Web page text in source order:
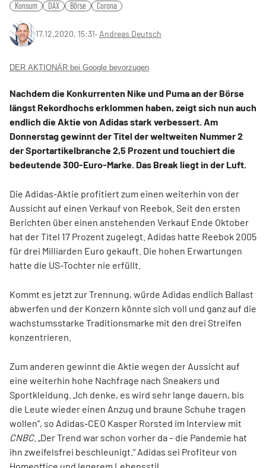
Konsum DAX Börse Corona
17.12.2020, 15:31‧ Andreas Deutsch
DER AKTIONÄR bei Google bevorzugen
Nachdem die Konkurrenten Nike und Puma an der Börse
längst Rekordhochs erklommen haben, zeigt sich nun auch
endlich die Aktie von Adidas stark verbessert. Am
Donnerstag gewinnt der Titel der weltweiten Nummer 2
der Sportartikelbranche 2,5 Prozent und touchiert die
bedeutende 300-Euro-Marke. Das Break liegt in der Luft.
Die Adidas-Aktie profitiert zum einen weiterhin von der
Aussicht auf einen Verkauf von Reebok. Seit den ersten
Berichten über einen anstehenden Verkauf Ende Oktober
hat der Titel 17 Prozent zugelegt. Adidas hatte Reebok 2005
für drei Milliarden Euro gekauft. Die hohen Erwartungen
hatte die US-Tochter nie erfüllt.
Kommt es jetzt zur Trennung, würde Adidas endlich Ballast
abwerfen und der Konzern könnte sich voll und ganz auf die
wachstumsstarke Traditionsmarke mit den drei Streifen
konzentrieren.
Zum anderen gewinnt die Aktie wegen der Aussicht auf
eine weiterhin hohe Nachfrage nach Sneakers und
Sportkleidung. „Ich denke, es wird sehr lange dauern, bis
die Leute wieder einen Anzug und braune Schuhe tragen
wollen“, so Adidas-CEO Kasper Rorsted im Interview mit
CNBC. „Der Trend war schon vorher da – die Pandemie hat
ihn zweifelsfrei beschleunigt.“ Adidas sei Profiteur von